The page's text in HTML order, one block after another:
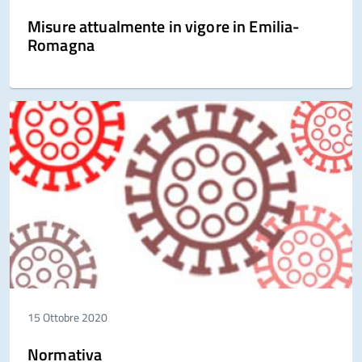
Misure attualmente in vigore in Emilia-
Romagna
15 Ottobre 2020
Normativa